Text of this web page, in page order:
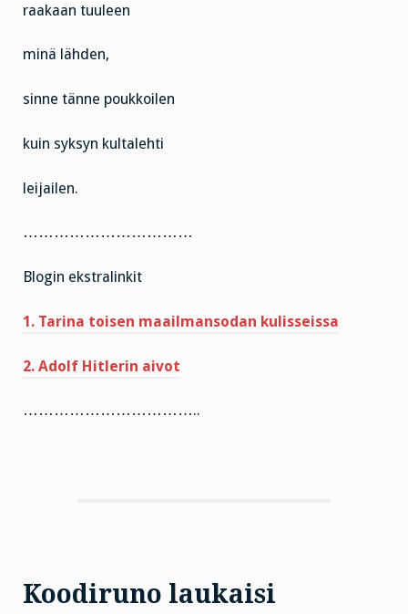
raakaan tuuleen
minä lähden,
sinne tänne poukkoilen
kuin syksyn kultalehti
leijailen.
……………………………
Blogin ekstralinkit
1. Tarina toisen maailmansodan kulisseissa
2. Adolf Hitlerin aivot
……………………………..
Koodiruno laukaisi